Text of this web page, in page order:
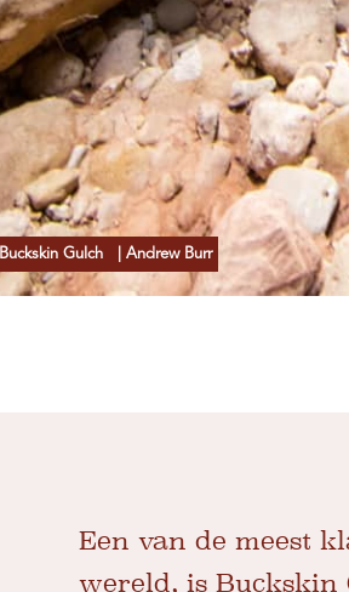
Buckskin Gulch | Andrew Burr
Een van de meest
wereld, is Buckskin